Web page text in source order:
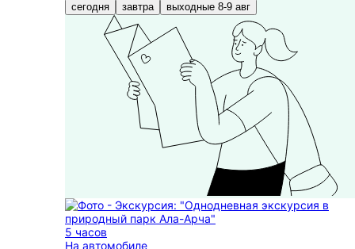
сегодня завтра выходные 8-9 авг
5 часов
На автомобиле